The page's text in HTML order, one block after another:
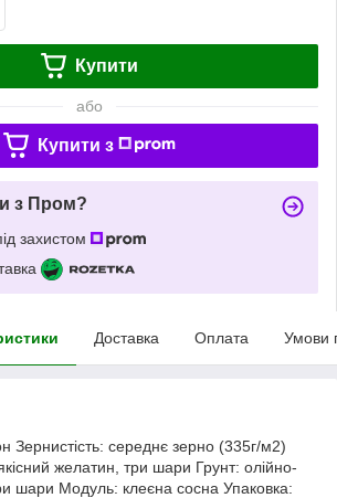
Купити
або
Купити з
з Пром?
захистом
Доставка Оплата Умови
Зернистість: середнє зерно (335г/м2)
желатин, три шари Грунт: олійно-
шари Модуль: клеєна сосна Упаковка: